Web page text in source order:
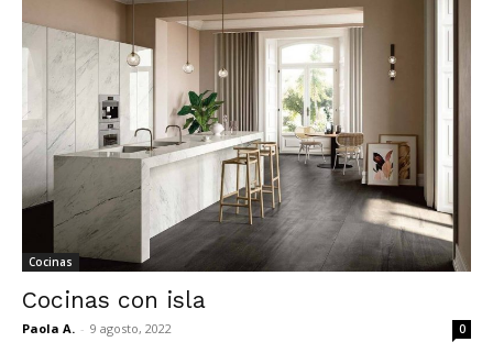
Cocinas
Cocinas con isla
Paola A. - 9 agosto, 2022 0